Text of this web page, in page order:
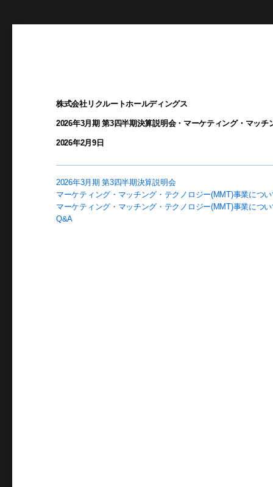
株式会社リクルートホールディングス
2026年3月期 第3四半期決算説明会・マーケティング・マッ
2026年2月9日
2026年3月期 第3四半期決算説明会
マーケティング・マッチング・テクノロジー(MMT)事業につ
マーケティング・マッチング・テクノロジー(MMT)事業につ
Q&A